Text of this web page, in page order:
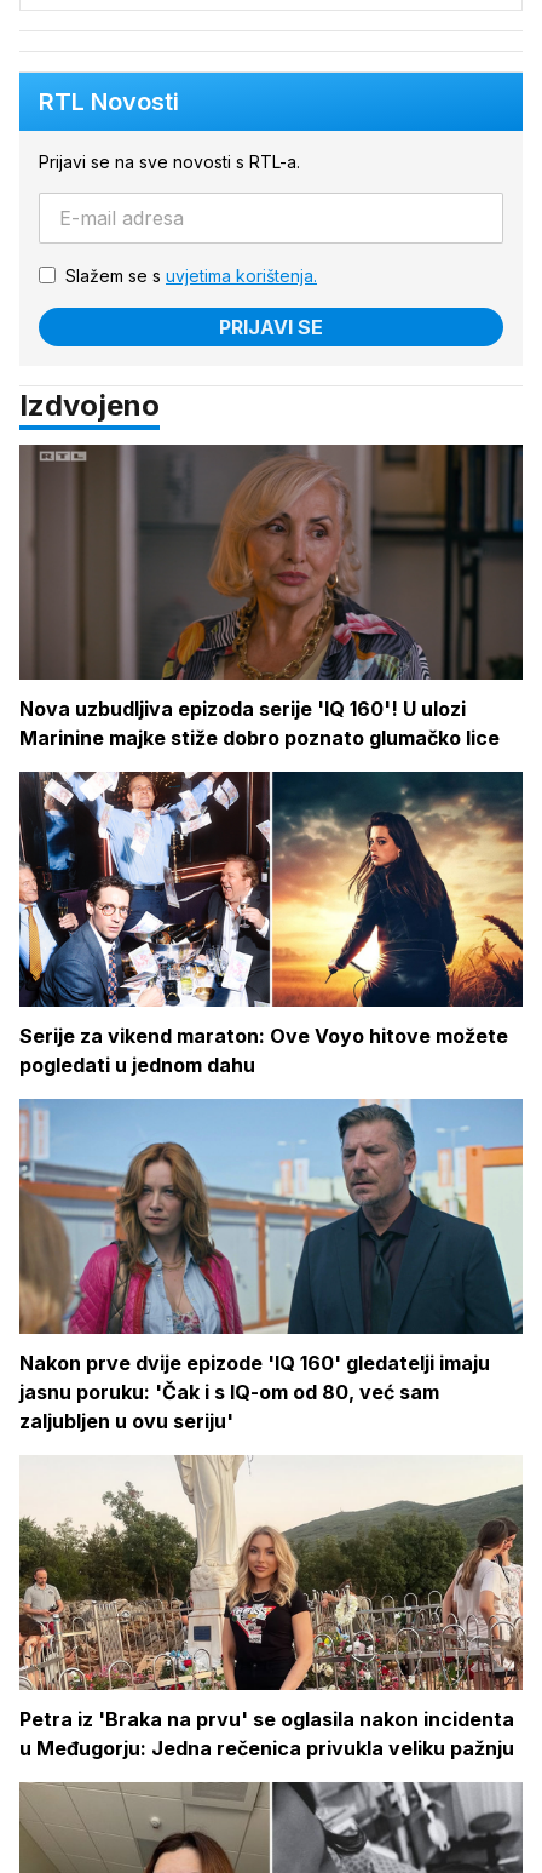
RTL Novosti
Prijavi se na sve novosti s RTL-a.
Slažem se s uvjetima korištenja.
PRIJAVI SE
Izdvojeno
Nova uzbudljiva epizoda serije 'IQ 160'! U ulozi
Marinine majke stiže dobro poznato glumačko lice
Serije za vikend maraton: Ove Voyo hitove možete
pogledati u jednom dahu
Nakon prve dvije epizode 'IQ 160' gledatelji imaju
jasnu poruku: 'Čak i s IQ-om od 80, već sam
zaljubljen u ovu seriju'
Petra iz 'Braka na prvu' se oglasila nakon incidenta
u Međugorju: Jedna rečenica privukla veliku pažnju